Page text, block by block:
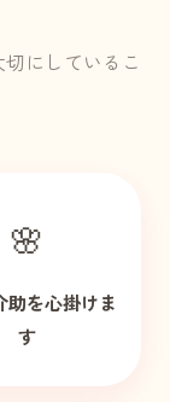
にしているこ
🌸
助を心掛けま
す